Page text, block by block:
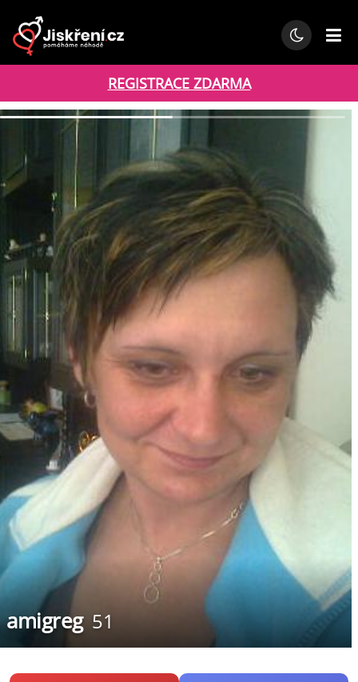
REGISTRACE ZDARMA
amigreg 51